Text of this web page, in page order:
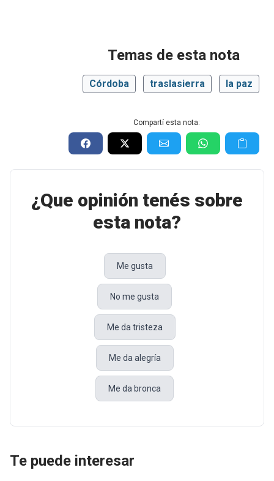
Temas de esta nota
Córdoba traslasierra la paz
Compartí esta nota:
¿Que opinión tenés sobre
esta nota?
Me gusta
No me gusta
Me da tristeza
Me da alegría
Me da bronca
Te puede interesar